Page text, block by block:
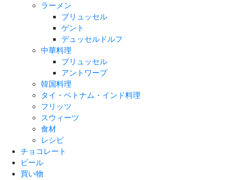
ラーメン
ブリュッセル
ゲント
デュッセルドルフ
中華料理
ブリュッセル
アントワープ
韓国料理
タイ・ベトナム・インド料理
フリッツ
スウィーツ
食材
レシピ
チョコレート
ビール
買い物